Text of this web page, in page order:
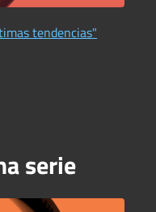
tendencias"
serie